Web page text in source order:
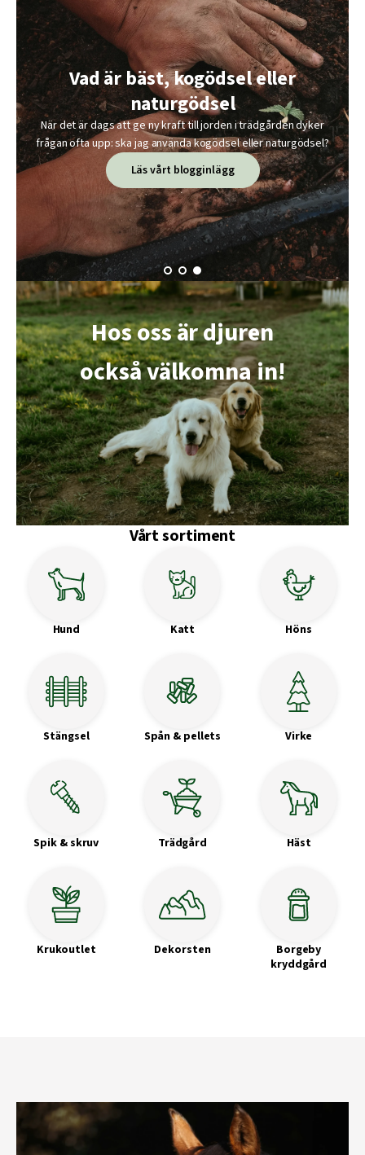
Se våra produkter
för palleverans!
Se produkter
Upptäck Nordic Fire
Kamadogrillar
Grilla, röka, baka och laga mat med perfekt
temperaturkontroll. Nordic Fire kombinerar traditionell
kamadodesign med modern funktion för fantastiska
resultat varje gång.
Köp Nordic Fire Kamado-grillar
Vad är bäst, kogödsel eller
naturgödsel
När det är dags att ge ny kraft till jorden i trädgården dyker
frågan ofta upp: ska jag använda kogödsel eller naturgödsel?
Läs vårt blogginlägg
Hos oss är djuren
också välkomna in!
Vårt sortiment
Hund Katt Höns
Stängsel Spån & pellets Virke
Spik & skruv Trädgård Häst
Krukoutlet Dekorsten
Borgeby
kryddgård